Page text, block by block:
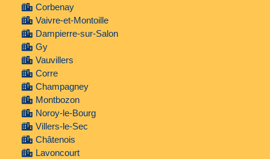
Corbenay
Vaivre-et-Montoille
Dampierre-sur-Salon
Gy
Vauvillers
Corre
Champagney
Montbozon
Noroy-le-Bourg
Villers-le-Sec
Châtenois
Lavoncourt